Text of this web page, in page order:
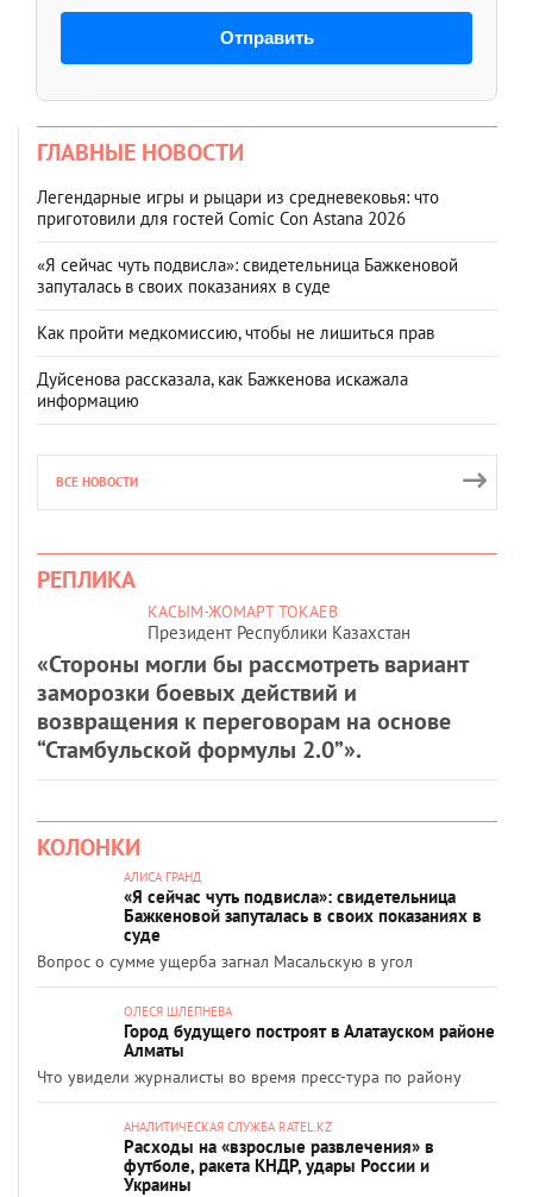
Отправить
ГЛАВНЫЕ НОВОСТИ
Легендарные игры и рыцари из средневековья: что
приготовили для гостей Comic Con Astana 2026
«Я сейчас чуть подвисла»: свидетельница Бажкеновой
запуталась в своих показаниях в суде
Как пройти медкомиссию, чтобы не лишиться прав
Дуйсенова рассказала, как Бажкенова искажала
информацию
ВСЕ НОВОСТИ
РЕПЛИКА
КАСЫМ-ЖОМАРТ ТОКАЕВ
Президент Республики Казахстан
«Стороны могли бы рассмотреть вариант
заморозки боевых действий и
возвращения к переговорам на основе
“Стамбульской формулы 2.0”».
КОЛОНКИ
АЛИСА ГРАНД
«Я сейчас чуть подвисла»: свидетельница
Бажкеновой запуталась в своих показаниях в
суде
Вопрос о сумме ущерба загнал Масальскую в угол
ОЛЕСЯ ШЛЕПНЕВА
Город будущего построят в Алатауском районе
Алматы
Что увидели журналисты во время пресс-тура по району
АНАЛИТИЧЕСКАЯ СЛУЖБА RATEL.KZ
Расходы на «взрослые развлечения» в
футболе, ракета КНДР, удары России и
Украины